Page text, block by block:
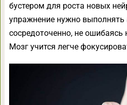
бустером для роста новых
упражнение нужно
сосредоточенно, не ошибаясь
Мозг учится легче